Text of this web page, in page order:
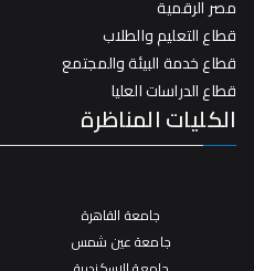
مصر الرقمية
قطاع التعليم والطلاب
قطاع خدمة البيئة والمجتمع
قطاع الدراسات العليا
الكليات المناظرة
جامعة القاهرة
جامعة عين شمس